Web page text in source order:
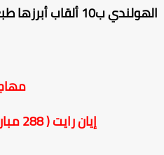
ألقاب أبرزها طبعا الدوري الإنجليزي 3 مرات .
مهاجم
إيان رايت ( 288 مباراة - 185 هدف )